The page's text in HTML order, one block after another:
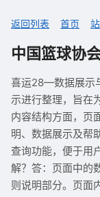
返回列表 首页
中国篮球协
喜运28—数据展示
示进行整理，旨在
内容结构方面，页
明、数据展示及帮
查询功能，便于用
解？答：页面中的
则说明部分。页面